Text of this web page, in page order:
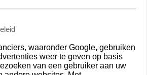
waaronder Google, gebruiken
weer te geven op basis
van een gebruiker aan uw